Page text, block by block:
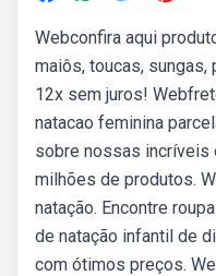
Webconfira aqui
maiôs, toucas,
12x sem juros!
natacao feminina
sobre nossas
milhões de produtos.
natação. Encontre
de natação infantil de
com ótimos preços.